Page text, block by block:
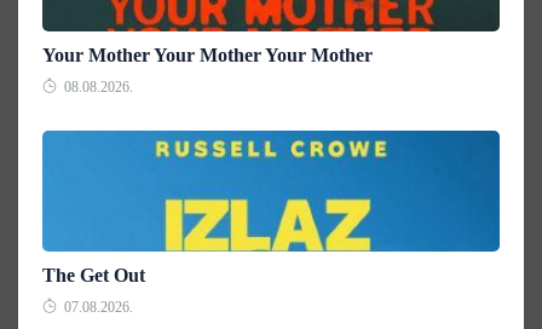
Your Mother Your Mother Your Mother
08.08.2026.
The Get Out
07.08.2026.